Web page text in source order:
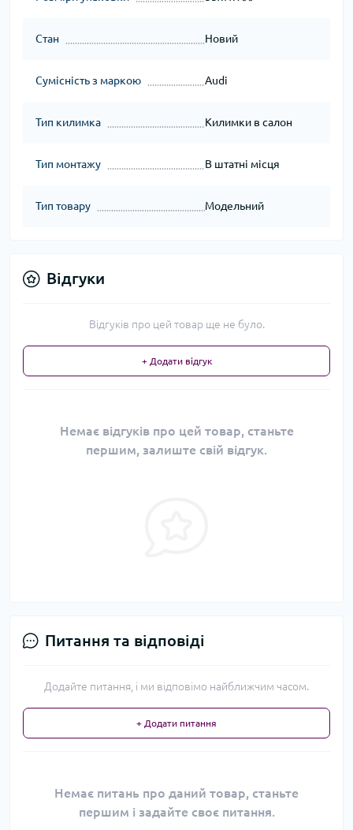
Стан Новий
Сумісність з маркою Audi
Тип килимка Килимки в салон
Тип монтажу В штатні місця
Тип товару Модельний
Відгуки
Відгуків про цей товар ще не було.
+ Додати відгук
Немає відгуків про цей товар, станьте
першим, залиште свій відгук.
Питання та відповіді
Додайте питання, і ми відповімо найближчим часом.
+ Додати питання
Немає питань про даний товар, станьте
першим і задайте своє питання.